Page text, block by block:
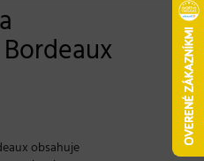
obsahuje